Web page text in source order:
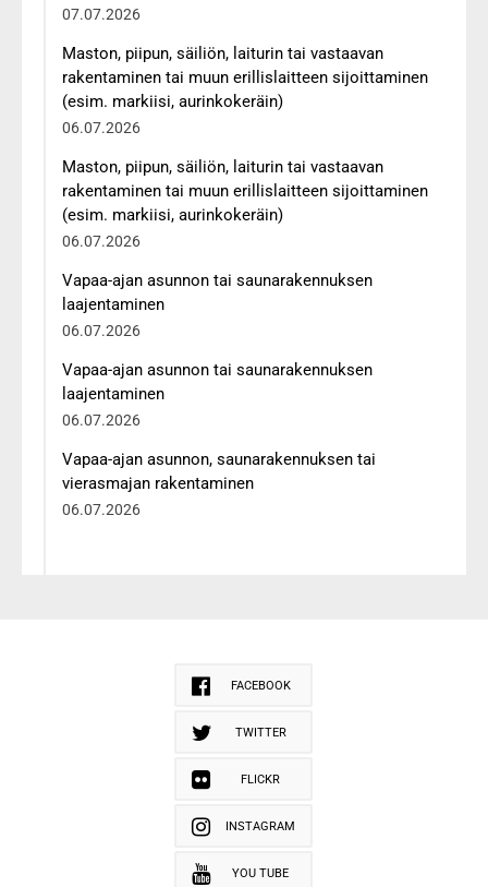
07.07.2026
Maston, piipun, säiliön, laiturin tai vastaavan
rakentaminen tai muun erillislaitteen sijoittaminen
(esim. markiisi, aurinkokeräin)
06.07.2026
Maston, piipun, säiliön, laiturin tai vastaavan
rakentaminen tai muun erillislaitteen sijoittaminen
(esim. markiisi, aurinkokeräin)
06.07.2026
Vapaa-ajan asunnon tai saunarakennuksen
laajentaminen
06.07.2026
Vapaa-ajan asunnon tai saunarakennuksen
laajentaminen
06.07.2026
Vapaa-ajan asunnon, saunarakennuksen tai
vierasmajan rakentaminen
06.07.2026
FACEBOOK
TWITTER
FLICKR
INSTAGRAM
YOU TUBE